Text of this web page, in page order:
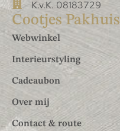
K.v.K. 08183729
Cootjes Pakhuis
Webwinkel
Interieurstyling
Cadeaubon
Over mij
Contact & route